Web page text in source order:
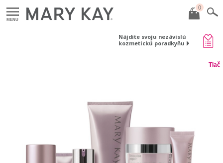
MENU
0
Nájdite svoju nezávislú
kozmetickú poradkyňu
Tlač